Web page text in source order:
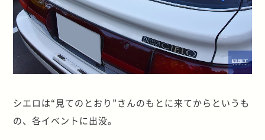
シエロは“見てのとおり”さんのもとに来てからというも
の、各イベントに出没。